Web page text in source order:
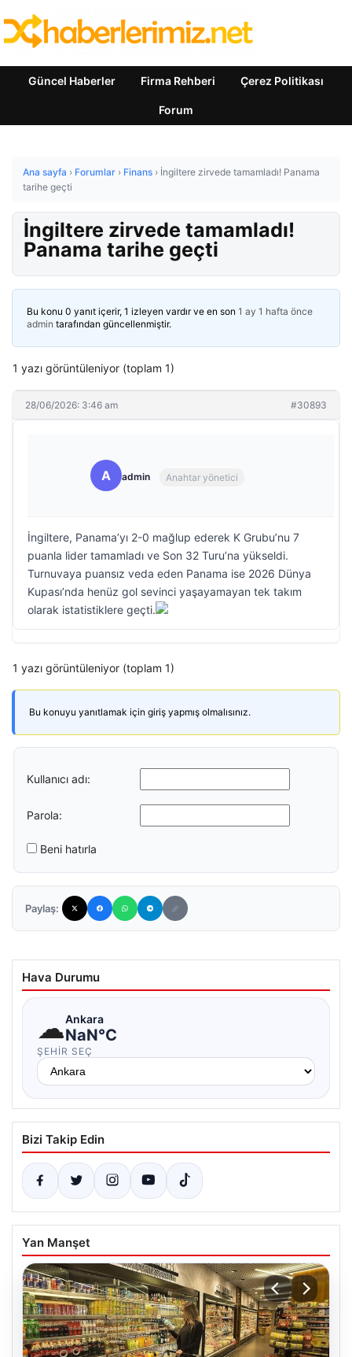
Güncel Haberler Firma Rehberi Çerez Politikası
Forum
Ana sayfa › Forumlar › Finans › İngiltere zirvede tamamladı! Panama
tarihe geçti
İngiltere zirvede tamamladı!
Panama tarihe geçti
Bu konu 0 yanıt içerir, 1 izleyen vardır ve en son 1 ay 1 hafta önce
admin tarafından güncellenmiştir.
1 yazı görüntüleniyor (toplam 1)
28/06/2026: 3:46 am #30893
A admin Anahtar yönetici
İngiltere, Panama’yı 2-0 mağlup ederek K Grubu’nu 7
puanla lider tamamladı ve Son 32 Turu’na yükseldi.
Turnuvaya puansız veda eden Panama ise 2026 Dünya
Kupası’nda henüz gol sevinci yaşayamayan tek takım
olarak istatistiklere geçti.
1 yazı görüntüleniyor (toplam 1)
Bu konuyu yanıtlamak için giriş yapmış olmalısınız.
Kullanıcı adı:
Parola:
Beni hatırla
Paylaş:
Hava Durumu
☁Ankara
NaN°C
ŞEHIR SEÇ
Bizi Takip Edin
Yan Manşet